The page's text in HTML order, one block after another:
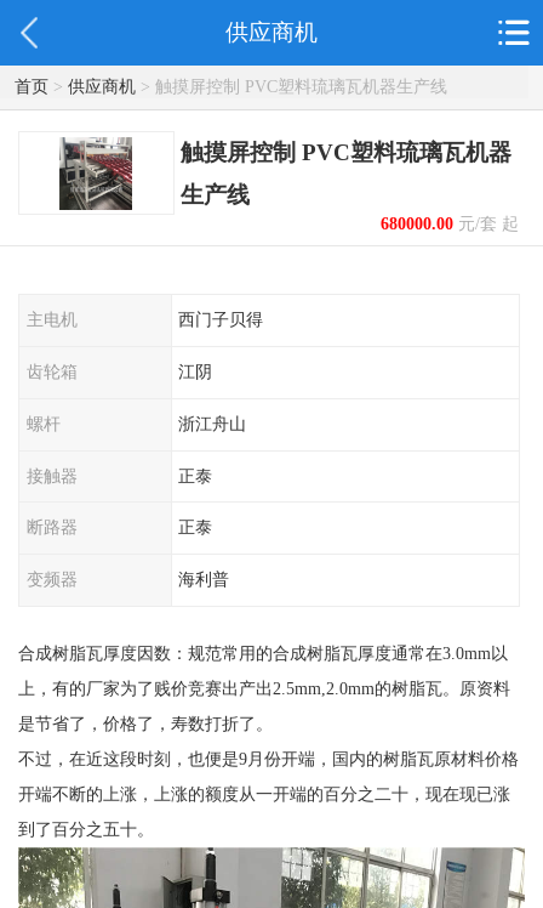
供应商机
首页> 供应商机> 触摸屏控制 PVC塑料琉璃瓦机器生产线
触摸屏控制 PVC塑料琉璃瓦机器
生产线
680000.00元/套 起
主电机 西门子贝得
齿轮箱 江阴
螺杆 浙江舟山
接触器 正泰
断路器 正泰
变频器 海利普
合成树脂瓦厚度因数：规范常用的合成树脂瓦厚度通常在3.0mm以
上，有的厂家为了贱价竞赛出产出2.5mm,2.0mm的树脂瓦。原资料
是节省了，价格了，寿数打折了。
不过，在近这段时刻，也便是9月份开端，国内的树脂瓦原材料价格
开端不断的上涨，上涨的额度从一开端的百分之二十，现在现已涨
到了百分之五十。